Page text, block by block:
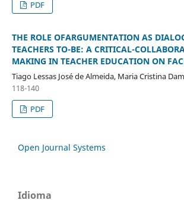
PDF
THE ROLE OFARGUMENTATION AS
TEACHERS TO-BE: A CRITICAL-
MAKING IN TEACHER EDUCATION ON
Tiago Lessas José de Almeida, Maria Cristina
118-140
PDF
Open Journal Systems
Idioma